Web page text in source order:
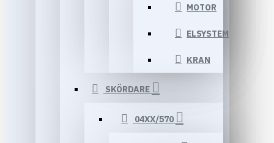
MOTOR
ELSYSTEM
KRAN
SKÖRDARE
04XX/570